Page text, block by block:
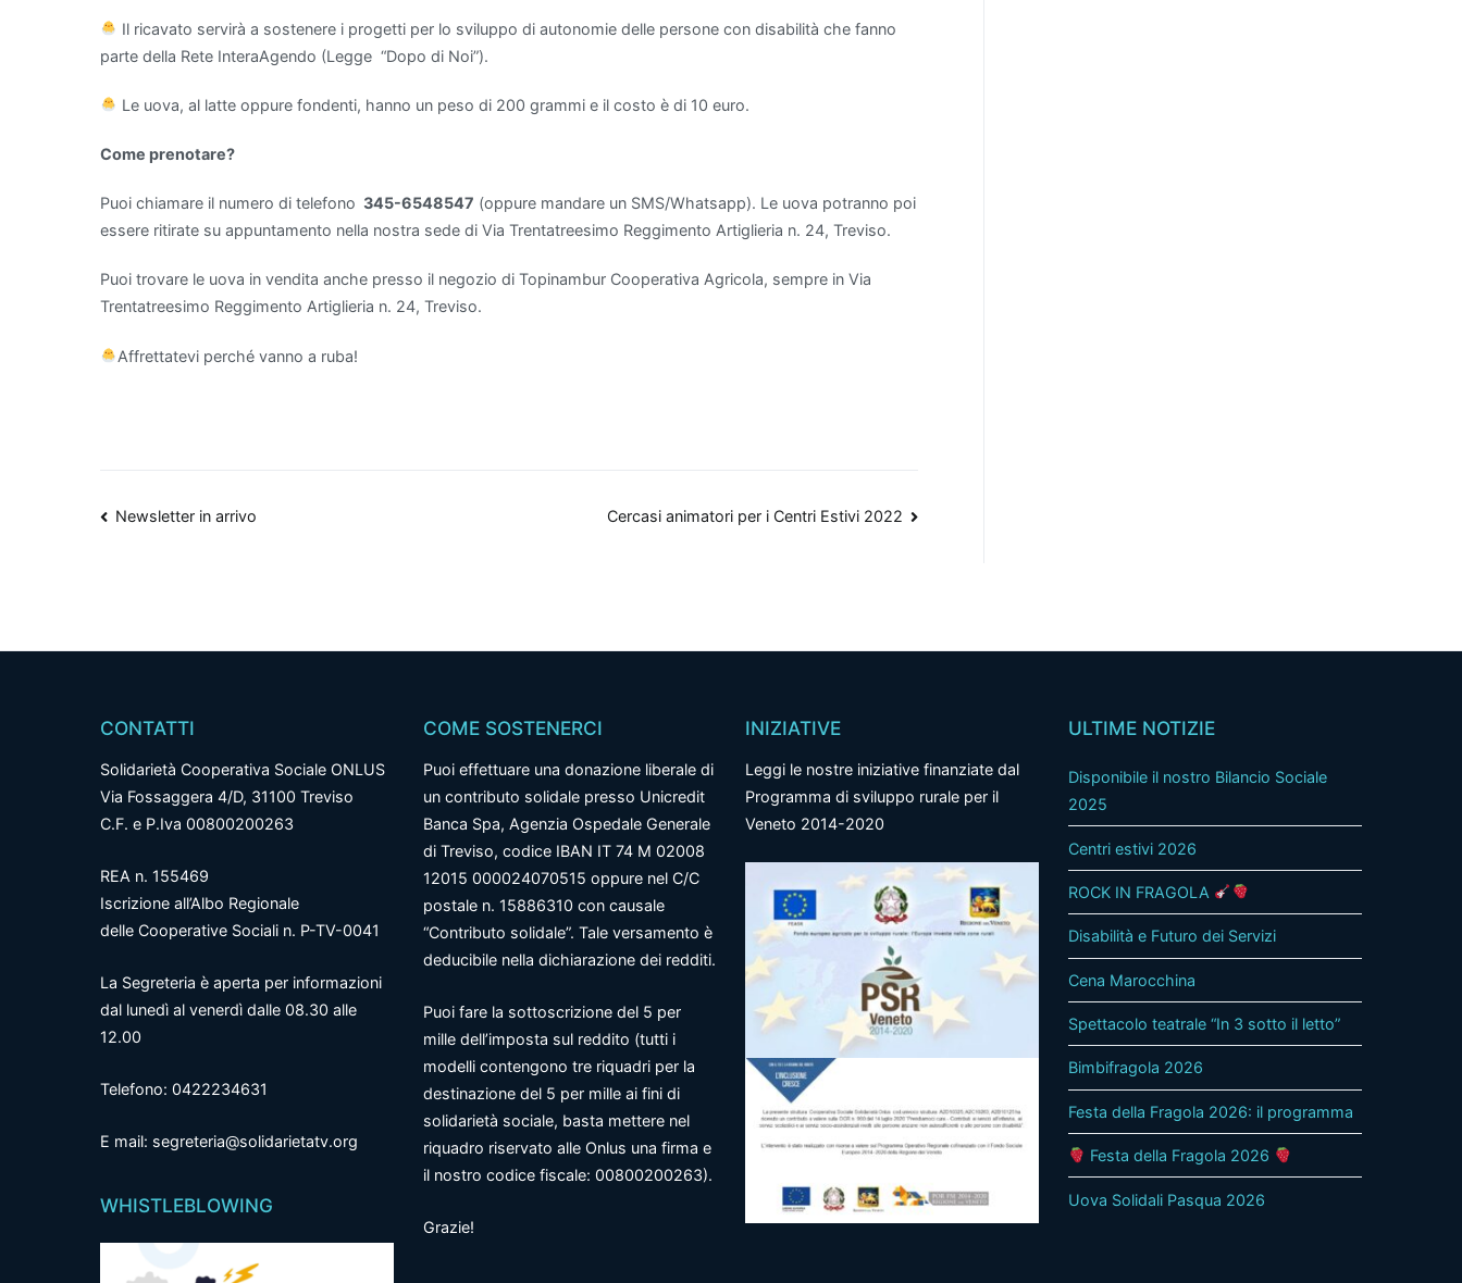
Il ricavato servirà a sostenere i progetti per lo sviluppo di autonomie delle persone con disabilità che fanno
parte della Rete InteraAgendo (Legge “Dopo di Noi”).
Le uova, al latte oppure fondenti, hanno un peso di 200 grammi e il costo è di 10 euro.
Come prenotare?
Puoi chiamare il numero di telefono 345-6548547 (oppure mandare un SMS/Whatsapp). Le uova potranno poi
essere ritirate su appuntamento nella nostra sede di Via Trentatreesimo Reggimento Artiglieria n. 24, Treviso.
Puoi trovare le uova in vendita anche presso il negozio di Topinambur Cooperativa Agricola, sempre in Via
Trentatreesimo Reggimento Artiglieria n. 24, Treviso.
Affrettatevi perché vanno a ruba!
Navigazione
Newsletter in arrivo Cercasi animatori per i Centri Estivi 2022
CONTATTI
Solidarietà Cooperativa Sociale ONLUS
Via Fossaggera 4/D, 31100 Treviso
C.F. e P.Iva 00800200263
REA n. 155469
Iscrizione all’Albo Regionale
delle Cooperative Sociali n. P-TV-0041
La Segreteria è aperta per informazioni
dal lunedì al venerdì dalle 08.30 alle
12.00
Telefono: 0422234631
E mail: segreteria@solidarietatv.org
WHISTLEBLOWING
COME SOSTENERCI
Puoi effettuare una donazione liberale di
un contributo solidale presso Unicredit
Banca Spa, Agenzia Ospedale Generale
di Treviso, codice IBAN IT 74 M 02008
12015 000024070515 oppure nel C/C
postale n. 15886310 con causale
“Contributo solidale”. Tale versamento è
deducibile nella dichiarazione dei redditi.
Puoi fare la sottoscrizione del 5 per
mille dell’imposta sul reddito (tutti i
modelli contengono tre riquadri per la
destinazione del 5 per mille ai fini di
solidarietà sociale, basta mettere nel
riquadro riservato alle Onlus una firma e
il nostro codice fiscale: 00800200263).
Grazie!
INIZIATIVE
Leggi le nostre iniziative finanziate dal
Programma di sviluppo rurale per il
Veneto 2014-2020
ULTIME NOTIZIE
Disponibile il nostro Bilancio Sociale
2025
Centri estivi 2026
ROCK IN FRAGOLA
Disabilità e Futuro dei Servizi
Cena Marocchina
Spettacolo teatrale “In 3 sotto il letto”
Bimbifragola 2026
Festa della Fragola 2026: il programma
Festa della Fragola 2026
Uova Solidali Pasqua 2026